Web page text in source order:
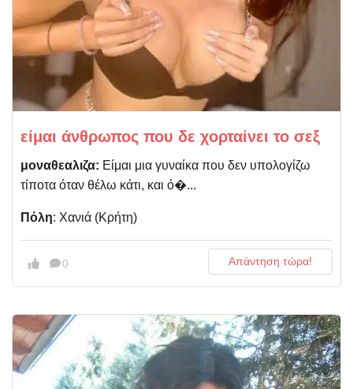
είμαι άνθρωπος που δε χορταίνει το σεξ
μοναθεαλιζα: Είμαι μια γυναίκα που δεν υπολογίζω
τίποτα όταν θέλω κάτι, και ό�...
Πόλη: Χανιά (Κρήτη)
0 Απάντηση τώρα!